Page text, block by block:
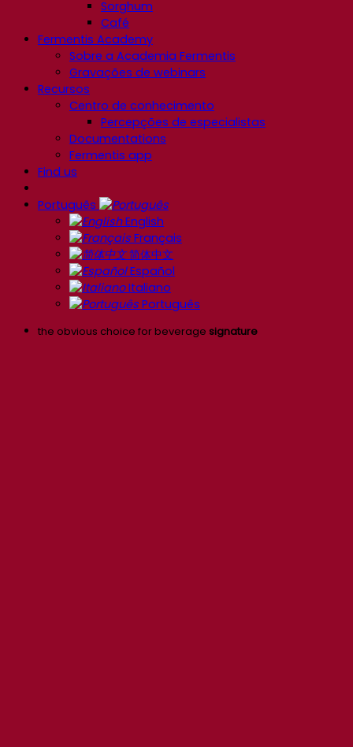
Sorghum
Café
Fermentis Academy
Sobre a Academia Fermentis
Gravações de webinars
Recursos
Centro de conhecimento
Percepções de especialistas
Documentations
Fermentis app
Find us
Português
English
Français
简体中文
Español
Italiano
Português
the obvious choice for beverage signature